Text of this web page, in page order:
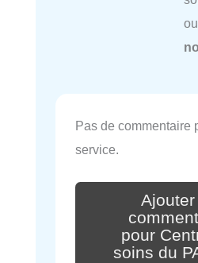
Pas de commentaire
service.
Ajouter
pour
soins du